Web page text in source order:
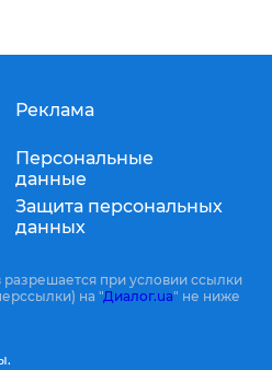
Реклама
Персональные
данные
Защита персональных
данных
при условии ссылки
на "Диалог.ua" не ниже